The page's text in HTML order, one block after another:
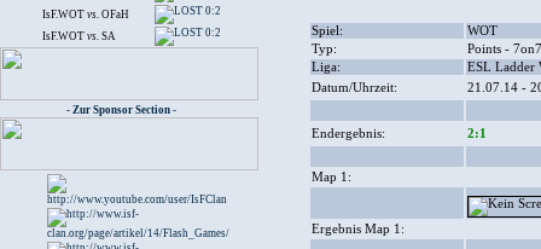
IsF.WOT vs. OFaH 0:2
IsF.WOT vs. SA 0:2
- Zur Sponsor Section -
Spiel:
WOT
Typ:
Points - 7on7
Liga:
ESL Ladder
Datum/Uhrzeit:
21.07.14 -
Endergebnis: 2:1
Map 1:
Ergebnis Map 1: